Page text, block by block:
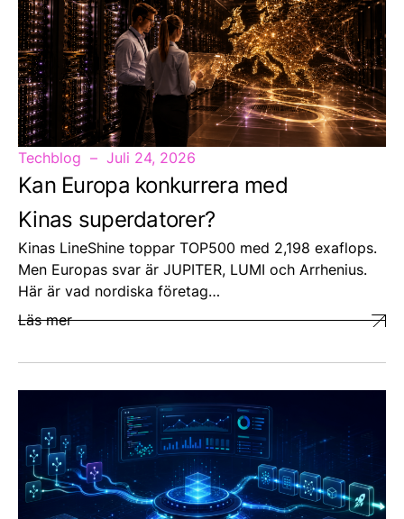
Techblog Juli 24, 2026
Kan Europa konkurrera med
Kinas superdatorer?
Kinas LineShine toppar TOP500 med 2,198 exaflops.
Men Europas svar är JUPITER, LUMI och Arrhenius.
Här är vad nordiska företag…
Läs mer